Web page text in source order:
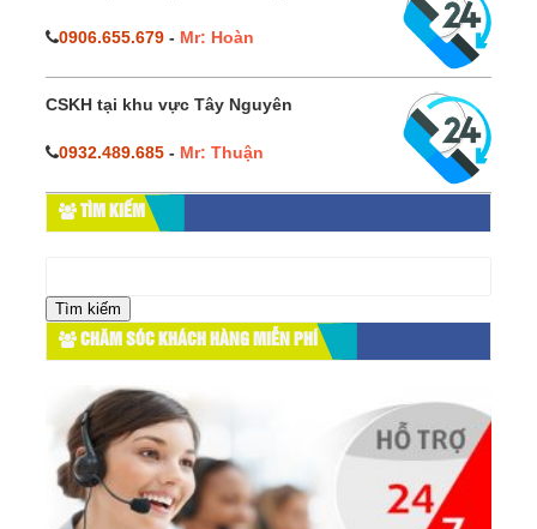
0906.655.679 - Mr: Hoàn
CSKH tại khu vực Tây Nguyên
0932.489.685 - Mr: Thuận
TÌM KIẾM
cho:
CHĂM SÓC KHÁCH HÀNG MIỄN PHÍ